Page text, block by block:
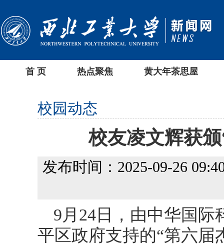
首 页 热点聚焦 黄大年茶思屋
校园动态
校友凌文辉获
发布时间：2025-09-26
9月24日，由中华国
平区政府支持的“第六届